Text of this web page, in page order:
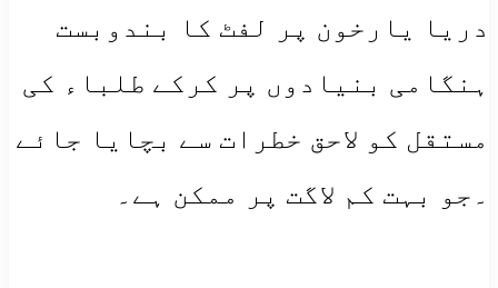
دریا یارخون پر لفٹ کا بندوبست
ہنگامی بنیادوں پر کرکے طلباء کی
مستقل کو لاحق خطرات سے بچایا جائے
۔جو بہت کم لاگت پر ممکن ہے۔